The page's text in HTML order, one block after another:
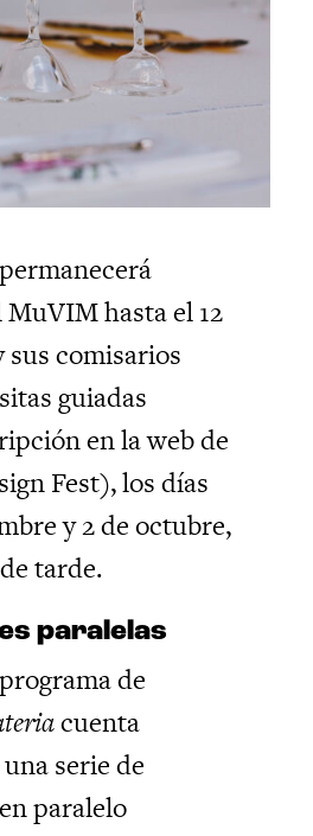
hasta el 12
sus comisarios
guiadas
en la web de
Fest), los días
y 2 de octubre,
tarde.
paralelas
de
cuenta
serie de
paralelo